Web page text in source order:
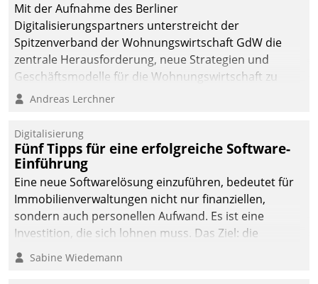
Mit der Aufnahme des Berliner
Digitalisierungspartners unterstreicht der
Spitzenverband der Wohnungswirtschaft GdW die
zentrale Herausforderung, neue Strategien und
Geschäftsmodelle für die Wohnungswirtschaft zu
entwickeln.
Andreas Lerchner
Digitalisierung
Fünf Tipps für eine erfolgreiche Software-
Einführung
Eine neue Softwarelösung einzuführen, bedeutet für
Immobilienverwaltungen nicht nur finanziellen,
sondern auch personellen Aufwand. Es ist eine
Investition, die sich lohnen muss. Das Ziel: die
nachhaltige Optimierung der Geschäftsabläufe. Damit
dieses Ziel erreicht wird, sollten einige Grundregeln
Sabine Wiedemann